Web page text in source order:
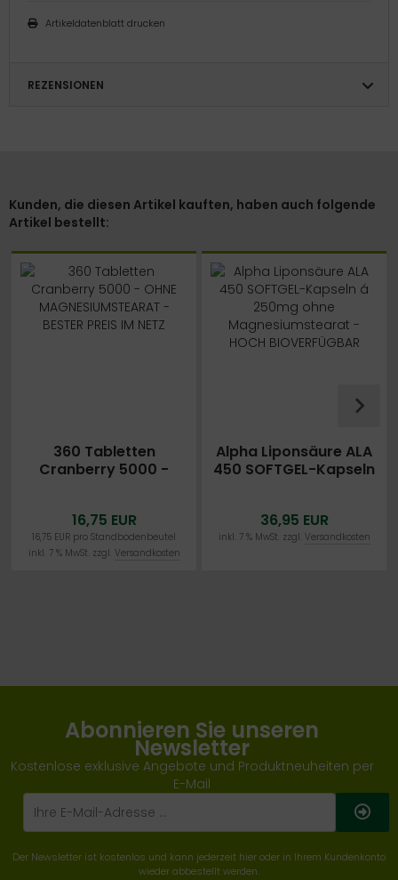
Artikeldatenblatt drucken
REZENSIONEN
Kunden, die diesen Artikel kauften, haben auch folgende
Artikel bestellt:
360 Tabletten
Cranberry 5000 -
BESTER PREIS IM NETZ
16,75 EUR
16,75 EUR pro Standbodenbeutel
inkl. 7 % MwSt. zzgl. Versandkosten
Alpha Liponsäure ALA
450 SOFTGEL-Kapseln
HOCH BIOVERFÜGBAR
36,95 EUR
inkl. 7 % MwSt. zzgl. Versandkosten
Abonnieren Sie unseren
Newsletter
Kostenlose exklusive Angebote und Produktneuheiten per
E-Mail
Der Newsletter ist kostenlos und kann jederzeit hier oder in Ihrem Kundenkonto
wieder abbestellt werden.